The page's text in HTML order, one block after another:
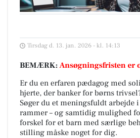
Tirsdag d. 13. jan. 2026 - kl. 14:13
BEMÆRK: Ansøgningsfristen er
Er du en erfaren pædagog med
hjerte, der banker for børns
Søger du et meningsfuldt arbejde
rammer – og samtidig mulighed
forskel for et barn med særlige
stilling måske noget for dig.